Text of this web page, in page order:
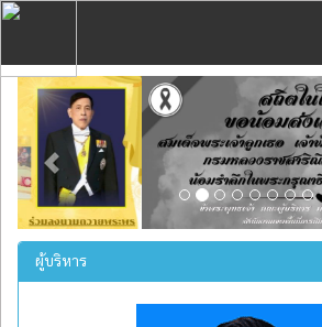
Previous
ผู้บริหาร